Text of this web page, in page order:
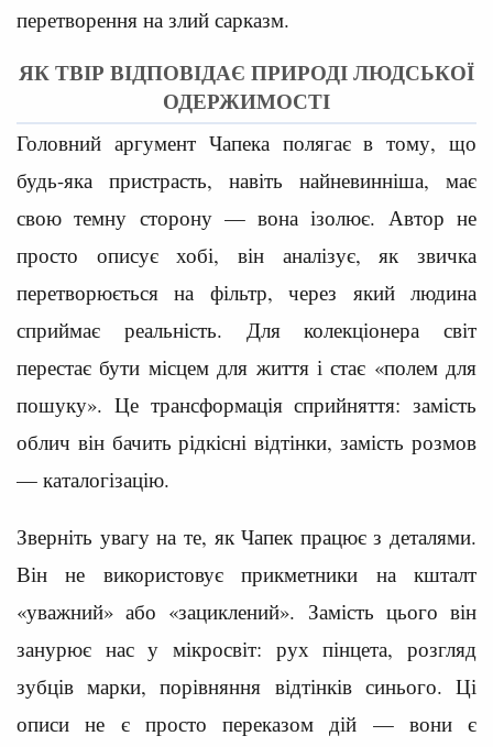
перетворення на злий сарказм.
ЯК ТВІР ВІДПОВІДАЄ ПРИРОДІ ЛЮДСЬКОЇ
ОДЕРЖИМОСТІ
Головний аргумент Чапека полягає в тому, що
будь-яка пристрасть, навіть найневинніша, має
свою темну сторону — вона ізолює. Автор не
просто описує хобі, він аналізує, як звичка
перетворюється на фільтр, через який людина
сприймає реальність. Для колекціонера світ
перестає бути місцем для життя і стає «полем для
пошуку». Це трансформація сприйняття: замість
облич він бачить рідкісні відтінки, замість розмов
— каталогізацію.
Зверніть увагу на те, як Чапек працює з деталями.
Він не використовує прикметники на кшталт
«уважний» або «зациклений». Замість цього він
занурює нас у мікросвіт: рух пінцета, розгляд
зубців марки, порівняння відтінків синього. Ці
описи не є просто переказом дій — вони є